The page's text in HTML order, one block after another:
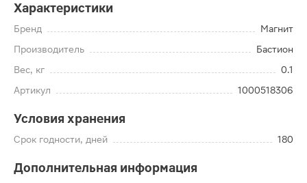
Характеристики
Бренд
Магнит
Производитель
Бастион
Вес, кг
0.1
Артикул
1000518306
Условия хранения
Срок годности, дней 180
Дополнительная информация